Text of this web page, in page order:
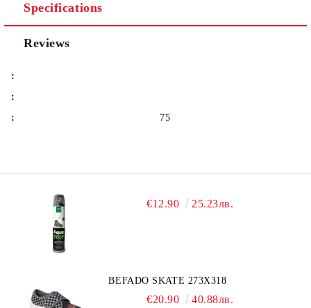
Specifications
Reviews
:
:
:
75
€12.90 25.23лв.
BEFADO SKATE 273X318
€20.90 40.88лв.